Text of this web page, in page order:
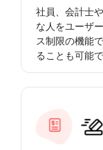
社員、会計士
な人をユーザ
ス制限の機能
ることも可能で